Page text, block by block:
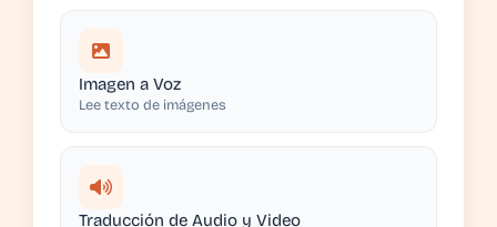
Imagen a Voz
Lee texto de imágenes
Traducción de Audio y Video